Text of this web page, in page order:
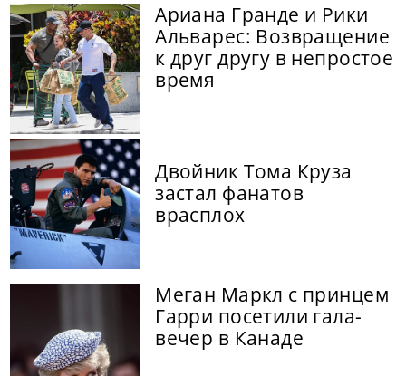
Ариана Гранде и Рики
Альварес: Возвращение
к друг другу в непростое
время
Двойник Тома Круза
застал фанатов
врасплох
Меган Маркл с принцем
Гарри посетили гала-
вечер в Канаде